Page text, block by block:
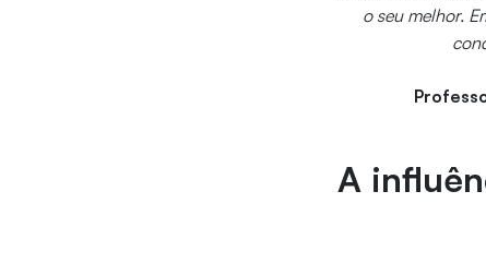
o seu melhor.
A